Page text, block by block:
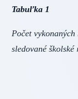
Tabuľka 1
Počet
sledované školské